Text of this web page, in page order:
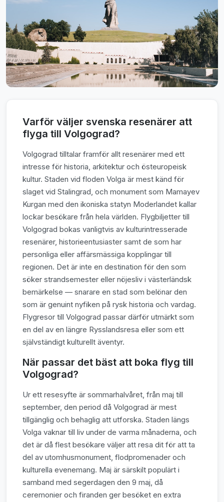
Varför väljer svenska resenärer att
flyga till Volgograd?
Volgograd tilltalar framför allt resenärer med ett
intresse för historia, arkitektur och östeuropeisk
kultur. Staden vid floden Volga är mest känd för
slaget vid Stalingrad, och monument som Mamayev
Kurgan med den ikoniska statyn Moderlandet kallar
lockar besökare från hela världen. Flygbiljetter till
Volgograd bokas vanligtvis av kulturintresserade
resenärer, historieentusiaster samt de som har
personliga eller affärsmässiga kopplingar till
regionen. Det är inte en destination för den som
söker strandsemester eller nöjesliv i västerländsk
bemärkelse — snarare en stad som belönar den
som är genuint nyfiken på rysk historia och vardag.
Flygresor till Volgograd passar därför utmärkt som
en del av en längre Rysslandsresa eller som ett
självständigt kulturellt äventyr.
När passar det bäst att boka flyg till
Volgograd?
Ur ett resesyfte är sommarhalvåret, från maj till
september, den period då Volgograd är mest
tillgänglig och behaglig att utforska. Staden längs
Volga vaknar till liv under de varma månaderna, och
det är då flest besökare väljer att resa dit för att ta
del av utomhusmonument, flodpromenader och
kulturella evenemang. Maj är särskilt populärt i
samband med segerdagen den 9 maj, då
ceremonier och firanden ger besöket en extra